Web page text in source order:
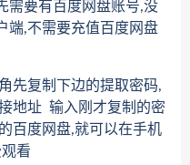
需要有百度网盘账号,没
端,不需要充值百度网盘
先复制下边的提取密码,
地址 输入刚才复制的密
百度网盘,就可以在手机
看